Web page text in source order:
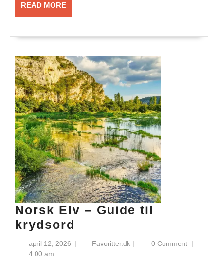
READ MOREREAD
MORE
Norsk Elv – Guide til
krydsord
Elv
april 12, 2026april
| Favoritter.dkFavoritter.dk
| 0 Comment |
4:00 am